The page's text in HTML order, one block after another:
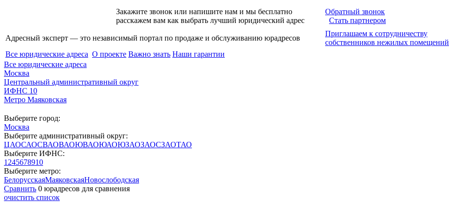
Закажите звонок или напишите нам и мы бесплатно
расскажем вам как выбрать лучший юридический адрес
Обратный звонок
Стать партнером
Адресный эксперт — это независимый портал по продаже и обслуживанию юрадресов
Приглашаем к сотрудничеству
собственников нежилых помещений
Все юридические адреса О проекте Важно знать Наши гарантии
Все юридические адреса
Москва
Центральный административный округ
ИФНС 10
Метро Маяковская
Выберите город:
Москва
Выберите административный округ:
ЦАОСАОСВАОВАОЮВАОЮАОЮЗАОЗАОСЗАОТАО
Выберите ИФНС:
1 245678910
Выберите метро:
БелорусскаяМаяковскаяНовослободская
Сравнить 0 юрадресов для сравнения
очистить список